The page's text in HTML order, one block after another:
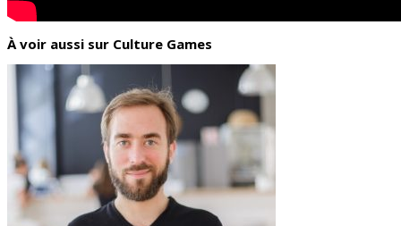
À voir aussi sur Culture Games